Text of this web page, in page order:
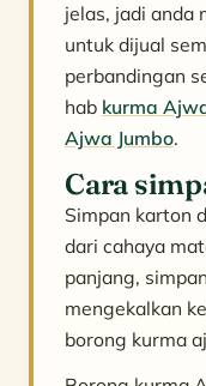
jelas, jadi anda
untuk dijual
perbandingan
hab kurma
Ajwa Jumbo.
Cara
Simpan karton
dari cahaya
panjang,
mengekalkan
borong kurma